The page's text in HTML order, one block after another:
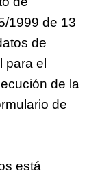
1999 de 13
de
para el
de la
de
está